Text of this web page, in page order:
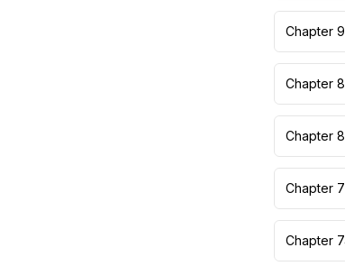
Chapter
Chapter
Chapter
Chapter
Chapter